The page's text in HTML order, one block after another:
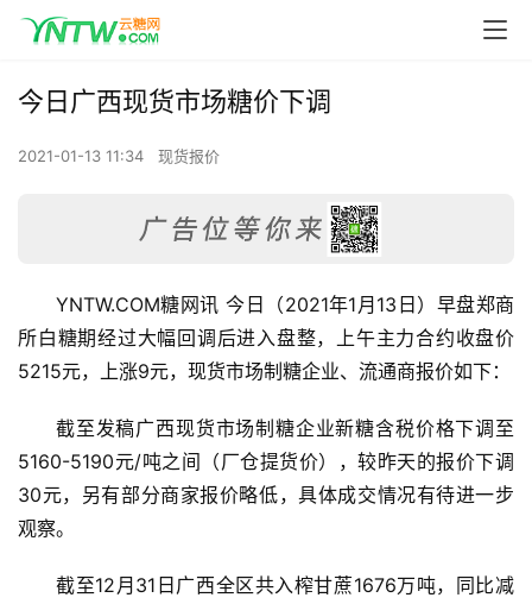
今日广西现货市场糖价下调
2021-01-13 11:34 现货报价
YNTW.COM糖网讯 今日（2021年1月13日）早盘郑商
所白糖期经过大幅回调后进入盘整，上午主力合约收盘价
5215元，上涨9元，现货市场制糖企业、流通商报价如下：
截至发稿广西现货市场制糖企业新糖含税价格下调至
5160-5190元/吨之间（厂仓提货价），较昨天的报价下调
30元，另有部分商家报价略低，具体成交情况有待进一步
观察。
截至12月31日广西全区共入榨甘蔗1676万吨，同比减